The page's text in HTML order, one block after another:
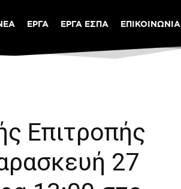
ΕΡΓΑ ΕΡΓΑ ΕΣΠΑ ΕΠΙΚΟΙΝΩΝΙΑ
Επιτροπής
27